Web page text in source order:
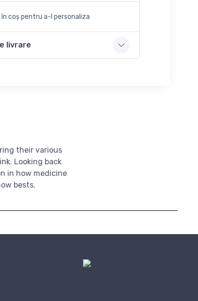
în coș pentru a-l personaliza
livrare
their various
Looking back
in how medicine
bests.